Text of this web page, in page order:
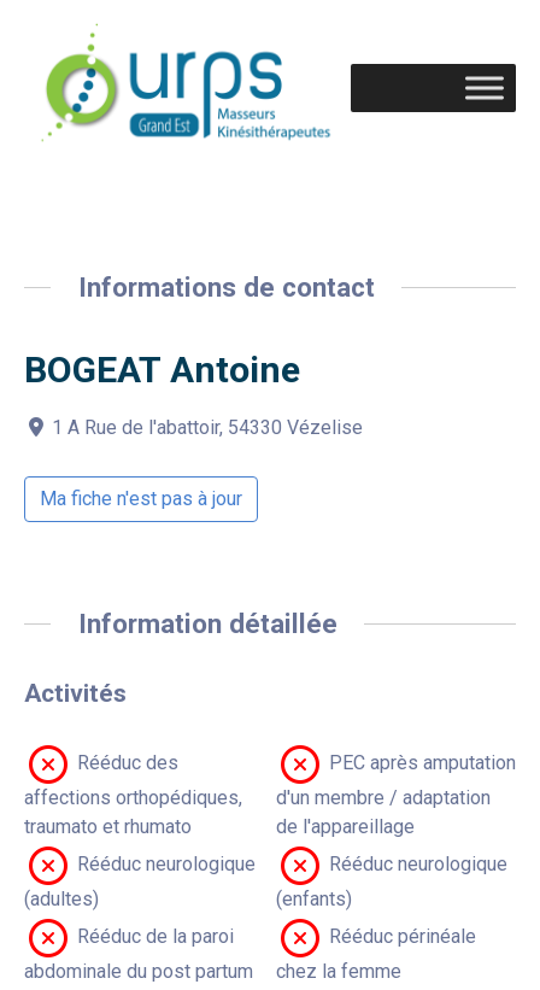
Informations de contact
BOGEAT Antoine
1 A Rue de l'abattoir, 54330 Vézelise
Ma fiche n'est pas à jour
Information détaillée
Activités
Rééduc des
affections orthopédiques,
traumato et rhumato
PEC après amputation
d'un membre / adaptation
de l'appareillage
Rééduc neurologique
(adultes)
Rééduc neurologique
(enfants)
Rééduc de la paroi
abdominale du post partum
Rééduc périnéale
chez la femme